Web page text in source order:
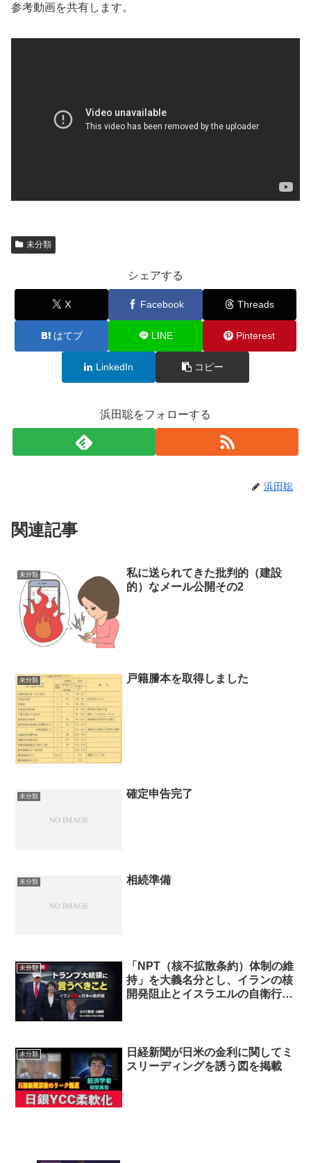
参考動画を共有します。
未分類
シェアする
X Facebook Threads
はてブ LINE Pinterest
LinkedIn コピー
浜田聡をフォローする
浜田聡
関連記事
未分類
私に送られてきた批判的（建設
的）なメール公開その2
未分類 戸籍謄本を取得しました
未分類 確定申告完了
未分類 相続準備
未分類
「NPT（核不拡散条約）体制の維
持」を大義名分とし、イランの核
開発阻止とイスラエルの自衛行動
未分類
日経新聞が日米の金利に関してミ
スリーディングを誘う図を掲載